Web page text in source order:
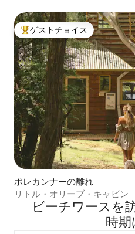
大好評のゲストチョイスです。
ゲストチョイス
ポレカンナーの離れ
リトル・オリーブ・キャビン
ビーチワースを
時⁠期⁠